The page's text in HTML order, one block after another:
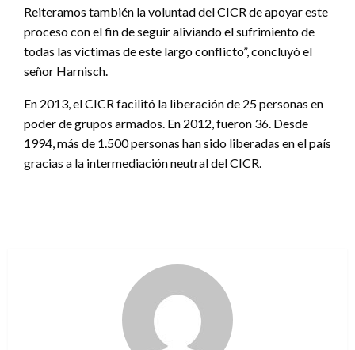
Reiteramos también la voluntad del CICR de apoyar este
proceso con el fin de seguir aliviando el sufrimiento de
todas las víctimas de este largo conflicto”, concluyó el
señor Harnisch.
En 2013, el CICR facilitó la liberación de 25 personas en
poder de grupos armados. En 2012, fueron 36. Desde
1994, más de 1.500 personas han sido liberadas en el país
gracias a la intermediación neutral del CICR.